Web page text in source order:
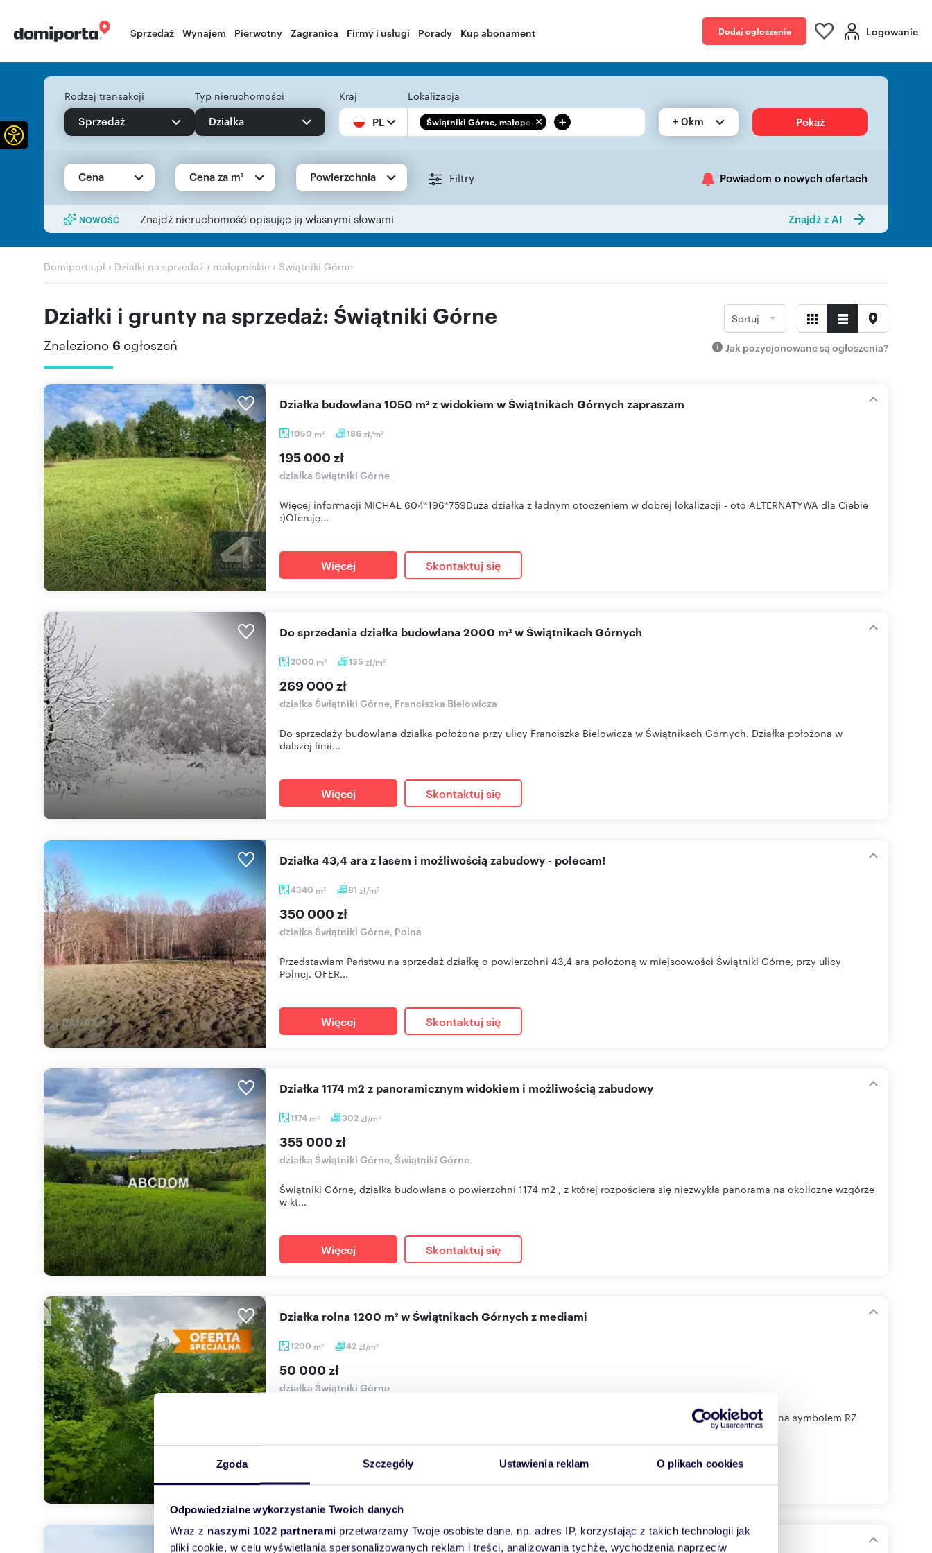
Zgoda Szczegóły Ustawienia reklam O plikach cookies
Odpowiedzialne wykorzystanie Twoich danych
Wraz z naszymi 1022 partnerami przetwarzamy Twoje osobiste dane, np. adres IP, korzystając z takich technologii jak
pliki cookie, w celu wyświetlania spersonalizowanych reklam i treści, analizowania tychże, wychodzenia naprzeciw
Sprzedaż Wynajem Pierwotny Zagranica Firmy i usługi Porady Kup abonament Dodaj ogłoszenie Logowanie
Rodzaj transakcji
Sprzedaż
Typ nieruchomości
Działka
Kraj
PL
Lokalizacja
Świątniki Górne, małopo... + + 0km Pokaż
Cena Cena za m² Powierzchnia Filtry Powiadom o nowych ofertach
NOWOŚĆ Znajdź nieruchomość opisując ją własnymi słowami Znajdź z AI
Domiporta.pl › Działki na sprzedaż › małopolskie › Świątniki Górne
Działki i grunty na sprzedaż: Świątniki Górne
Znaleziono 6 ogłoszeń
Sortuj
Jak pozycjonowane są ogłoszenia?
1050 m2 186zł/m2
Działka budowlana 1050 m² z widokiem w Świątnikach Górnych zapraszam
195 000 zł
działka Świątniki Górne
Więcej informacji MICHAŁ 604*196*759Duża działka z ładnym otoczeniem w dobrej lokalizacji - oto ALTERNATYWA dla Ciebie
:)Oferuję...
Więcej Skontaktuj się
2000 m2 135 zł/m2
Do sprzedania działka budowlana 2000 m² w Świątnikach Górnych
269 000 zł
działka Świątniki Górne, Franciszka Bielowicza
Do sprzedaży budowlana działka położona przy ulicy Franciszka Bielowicza w Świątnikach Górnych. Działka położona w
dalszej linii...
Więcej Skontaktuj się
4340 m2 81 zł/m2
Działka 43,4 ara z lasem i możliwością zabudowy - polecam!
350 000 zł
działka Świątniki Górne, Polna
Przedstawiam Państwu na sprzedaż działkę o powierzchni 43,4 ara położoną w miejscowości Świątniki Górne, przy ulicy
Polnej. OFER...
Więcej Skontaktuj się
1174 m2 302zł/m2
Działka 1174 m2 z panoramicznym widokiem i możliwością zabudowy
355 000 zł
działka Świątniki Górne, Świątniki Górne
Świątniki Górne, działka budowlana o powierzchni 1174 m2 , z której rozpościera się niezwykła panorama na okoliczne wzgórze
w kt...
Więcej Skontaktuj się
1200 m2 42zł/m2
Działka rolna 1200 m² w Świątnikach Górnych z mediami
50 000 zł
działka Świątniki Górne
| Do sprzedania działka rolna w Świątnikach Górnych. Nieruchomość rolna, w miejscowym planie oznaczona symbolem RZ
Zapraszam do zakupu działki 1353 m² w malowniczych Świątnikach Górnych
Otwórz pasek narzędzi